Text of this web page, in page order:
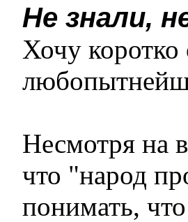
Не знали,
Хочу коротко
Несмотря на
что "народ
понимать,